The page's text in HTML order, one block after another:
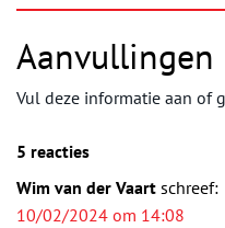
Aanvullingen
Vul deze informatie aan of
5 reacties
Wim van der Vaart schreef:
10/02/2024 om 14:08